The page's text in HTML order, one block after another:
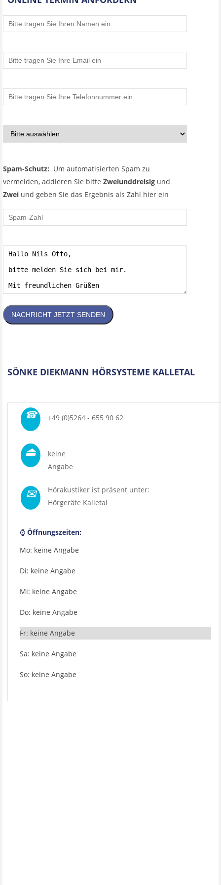
Spam-Schutz: Um automatisierten Spam zu
vermeiden, addieren Sie bitte Zweiunddreisig und
Zwei und geben Sie das Ergebnis als Zahl hier ein
NACHRICHT JETZT SENDEN
SÖNKE DIEKMANN HÖRSYSTEME KALLETAL
☎ +49 (0)5264 - 655 90 62
⏏
keine
Angabe
✉
Hörakustiker ist präsent unter:
Hörgeräte Kalletal
⌚ Öffnungszeiten:
Mo: keine Angabe
Di: keine Angabe
Mi: keine Angabe
Do: keine Angabe
Fr: keine Angabe
Sa: keine Angabe
So: keine Angabe